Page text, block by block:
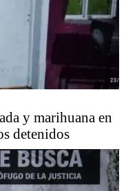
y marihuana en
detenidos